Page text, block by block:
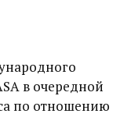
в очередной
по отношению